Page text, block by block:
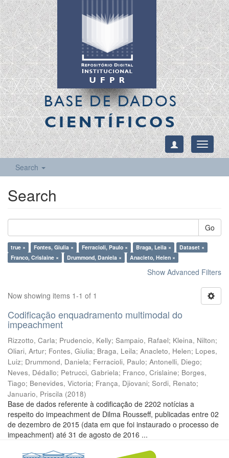
BASE DE DADOS
CIENTÍFICOS
Toggle
Search
Search
Go
true × Fontes, Giulia × Ferracioli, Paulo × Braga, Leila ×
Dataset ×
Franco, Crislaine ×
Drummond, Daniela × Anacleto, Helen ×
Show Advanced Filters
Now showing items 1-1 of 1
Codificação enquadramento multimodal do
impeachment
Rizzotto, Carla; Prudencio, Kelly; Sampaio, Rafael; Kleina, Nilton;
Oliari, Artur; Fontes, Giulia; Braga, Leila; Anacleto, Helen; Lopes,
Luiz; Drummond, Daniela; Ferracioli, Paulo; Antonelli, Diego;
Neves, Dédallo; Petrucci, Gabriela; Franco, Crislaine; Borges,
Tiago; Benevides, Victoria; França, Djiovani; Sordi, Renato;
Januario, Priscila (2018)
Base de dados referente à codificação de 2202 notícias a
respeito do impeachment de Dilma Rousseff, publicadas entre 02
de dezembro de 2015 (data em que foi instaurado o processo de
impeachment) até 31 de agosto de 2016 ...